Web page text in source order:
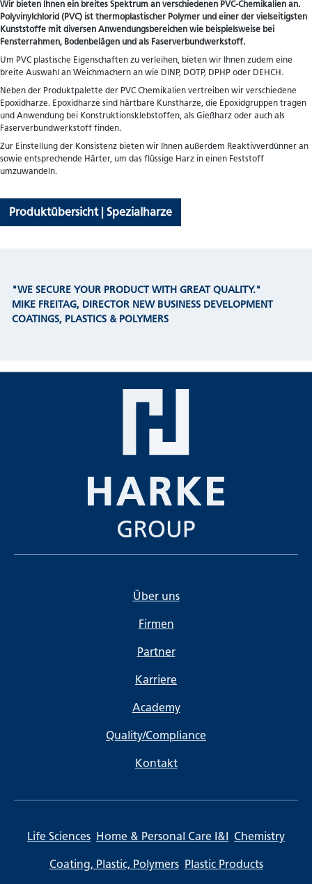
Wir bieten Ihnen ein breites Spektrum an verschiedenen PVC-Chemikalien an.
Polyvinylchlorid (PVC) ist thermoplastischer Polymer und einer der vielseitigsten
Kunststoffe mit diversen Anwendungsbereichen wie beispielsweise bei
Fensterrahmen, Bodenbelägen und als Faserverbundwerkstoff.
Um PVC plastische Eigenschaften zu verleihen, bieten wir Ihnen zudem eine
breite Auswahl an Weichmachern an wie DINP, DOTP, DPHP oder DEHCH.
Neben der Produktpalette der PVC Chemikalien vertreiben wir verschiedene
Epoxidharze. Epoxidharze sind härtbare Kunstharze, die Epoxidgruppen tragen
und Anwendung bei Konstruktionsklebstoffen, als Gießharz oder auch als
Faserverbundwerkstoff finden.
Zur Einstellung der Konsistenz bieten wir Ihnen außerdem Reaktivverdünner an
sowie entsprechende Härter, um das flüssige Harz in einen Feststoff
umzuwandeln.
Produktübersicht | Spezialharze
"WE SECURE YOUR PRODUCT WITH GREAT QUALITY."
MIKE FREITAG, DIRECTOR NEW BUSINESS DEVELOPMENT
COATINGS, PLASTICS & POLYMERS
Über uns
Firmen
Partner
Karriere
Academy
Quality/Compliance
Kontakt
Life Sciences Home & Personal Care I&I Chemistry
Coating, Plastic, Polymers Plastic Products